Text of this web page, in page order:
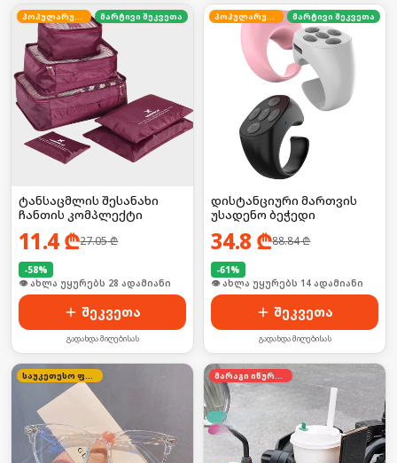
მარტივი შეკვეთა
ტანსაცმლის შესანახი
ჩანთის კომპლექტი
11.4₾27.05₾
-58%
🛒 ბოლო 24სთ-ში იყიდა 37-მა
შეკვეთა
გადახდა მიღებისას
მარტივი შეკვეთა
დისტანციური მართვის
უსადენო ბეჭედი
34.8 ₾88.84₾
-61%
🛒 ბოლო 24სთ-ში იყიდა 18-მა
შეკვეთა
გადახდა მიღებისას